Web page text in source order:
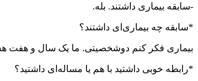
-سابقه بیماری داشتند. بله.
*سابقه چه بیماری‌ای داشتند؟
بیماری فکر کنم دوشخصیتی. ما یک سال و هفت
*رابطه خوبی داشتید با هم یا مساله‌ای داشتید؟